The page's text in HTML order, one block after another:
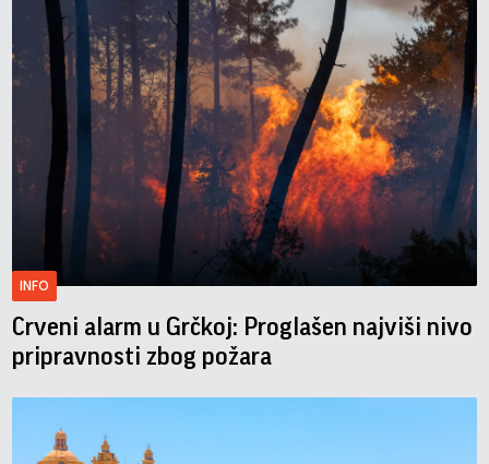
INFO
Crveni alarm u Grčkoj: Proglašen najviši nivo
pripravnosti zbog požara